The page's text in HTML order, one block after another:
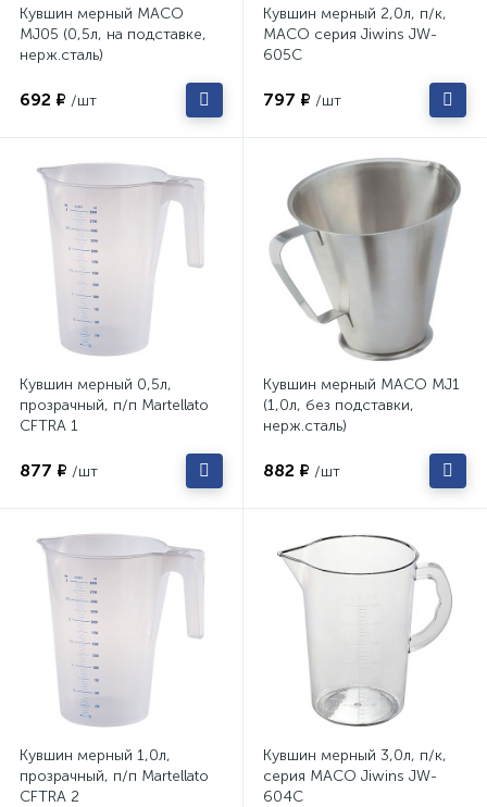
Кувшин мерный MACO
MJ05 (0,5л, на подставке,
нерж.сталь)
692 ₽ /шт
Кувшин мерный 2,0л, п/к,
MACO серия Jiwins JW-
605C
797 ₽ /шт
Кувшин мерный 0,5л,
прозрачный, п/п Martellato
CFTRA 1
877 ₽ /шт
Кувшин мерный MACO MJ1
(1,0л, без подставки,
нерж.сталь)
882 ₽ /шт
Кувшин мерный 1,0л,
прозрачный, п/п Martellato
CFTRA 2
Кувшин мерный 3,0л, п/к,
серия MACO Jiwins JW-
604C